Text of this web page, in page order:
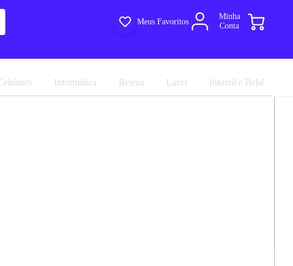
Meus Favoritos
Minha
Conta
Informática Beleza Lazer Infantil e Bebê